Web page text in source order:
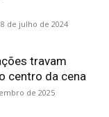
8 de julho de 2024
travam
centro da cena
de 2025